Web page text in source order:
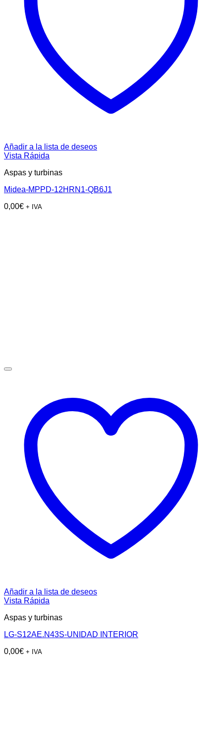
Añadir a la lista de deseos
Vista Rápida
Aspas y turbinas
Midea-MPPD-12HRN1-QB6J1
0,00€ + IVA
Añadir a la lista de deseos
Vista Rápida
Aspas y turbinas
LG-S12AE.N43S-UNIDAD INTERIOR
0,00€ + IVA